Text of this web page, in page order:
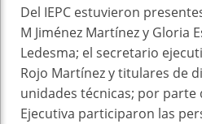
Del IEPC estuvieron
M Jiménez Martínez y Gloria
Ledesma; el secretario
Rojo Martínez y titulares de
unidades técnicas; por parte
Ejecutiva participaron las